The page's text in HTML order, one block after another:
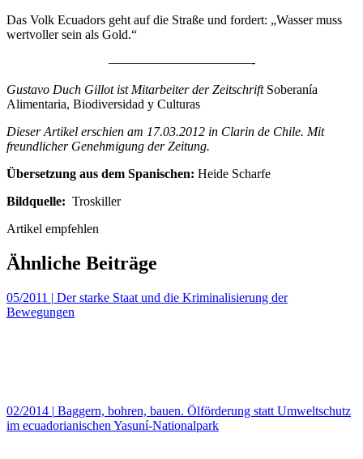
Das Volk Ecuadors geht auf die Straße und fordert: „Wasser muss
wertvoller sein als Gold.“
———————————-
Gustavo Duch Gillot ist Mitarbeiter der Zeitschrift Soberanía
Alimentaria, Biodiversidad y Culturas
Dieser Artikel erschien am 17.03.2012 in Clarin de Chile. Mit
freundlicher Genehmigung der Zeitung.
Übersetzung aus dem Spanischen: Heide Scharfe
Bildquelle: Troskiller
Artikel empfehlen
Ähnliche Beiträge
05/2011 | Der starke Staat und die Kriminalisierung der
Bewegungen
02/2014 | Baggern, bohren, bauen. Ölförderung statt Umweltschutz
im ecuadorianischen Yasuní-Nationalpark